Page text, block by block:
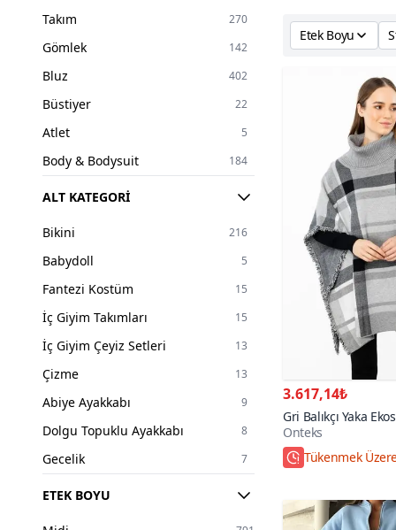
Takım 270
Gömlek 142
Bluz 402
Büstiyer 22
Atlet 5
Body & Bodysuit 184
Sweatshirt
Etek
Şort
Tayt
Eşofman Takım
Tesettür Elbise
Tesettür Abiye Elbise
Tesettür Takım 279
Tesettür Tunik 56
ALT KATEGORI
Bikini 216
Babydoll 5
Fantezi Kostüm 15
İç Giyim Takımları 15
İç Giyim Çeyiz Setleri 13
Çizme 13
Abiye Ayakkabı 9
Dolgu Topuklu Ayakkabı 8
Gecelik 7
Jartiyer
ETEK BOYU
Etek Boyu
3.617,14₺
Gri Balıkçı Yaka
Onteks
Hızlı Kargo